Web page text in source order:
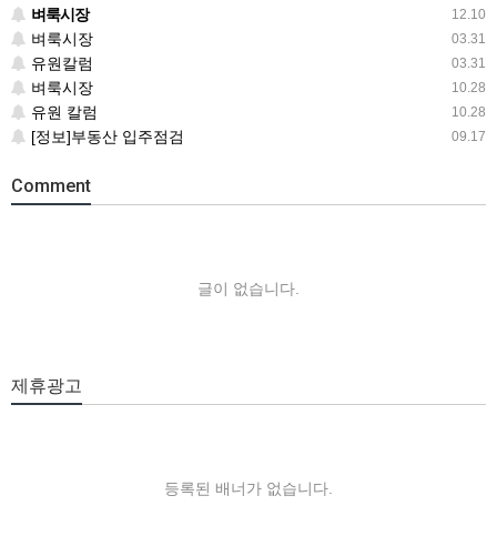
12.10
벼룩시장
03.31
벼룩시장
03.31
유원칼럼
10.28
벼룩시장
10.28
유원 칼럼
09.17
[정보]부동산 입주점검
Comment
글이 없습니다.
제휴광고
등록된 배너가 없습니다.